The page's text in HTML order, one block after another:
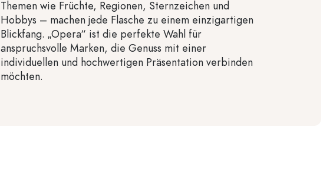
Themen wie Früchte, Regionen, Sternzeichen und
Hobbys – machen jede Flasche zu einem einzigartigen
Blickfang. „Opera“ ist die perfekte Wahl für
anspruchsvolle Marken, die Genuss mit einer
individuellen und hochwertigen Präsentation verbinden
möchten.